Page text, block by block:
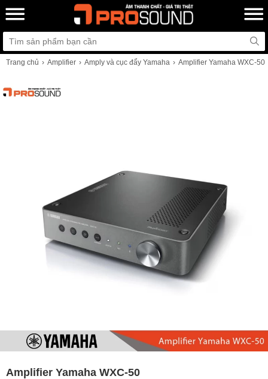
Trang chủ Amplifier Amply và cục đẩy Yamaha Amplifier Yamaha WXC-50
Amplifier Yamaha WXC-50